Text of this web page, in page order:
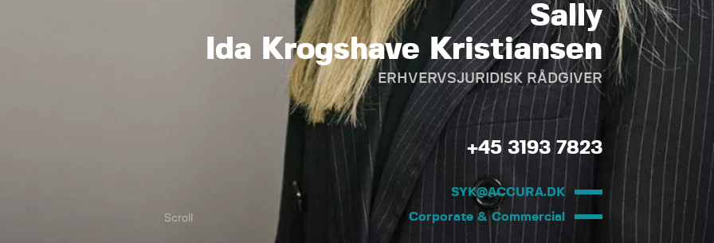
Sally
Ida Krogshave Kristiansen
ERHVERVSJURIDISK RÅDGIVER
+45 3193 7823
SYK@ACCURA.DK
Corporate & Commercial
Scroll